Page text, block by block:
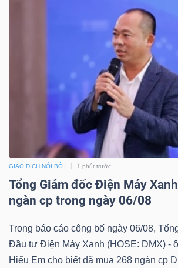
GIAO DỊCH NỘI BỘ 1 phút trước
Tổng Giám đốc Điện Máy
ngàn cp trong ngày 06/08
Trong báo cáo công bố ngày 06/08,
Đầu tư Điện Máy Xanh (HOSE: DMX) -
Hiểu Em cho biết đã mua 268 ngàn cp
tạo
Sách